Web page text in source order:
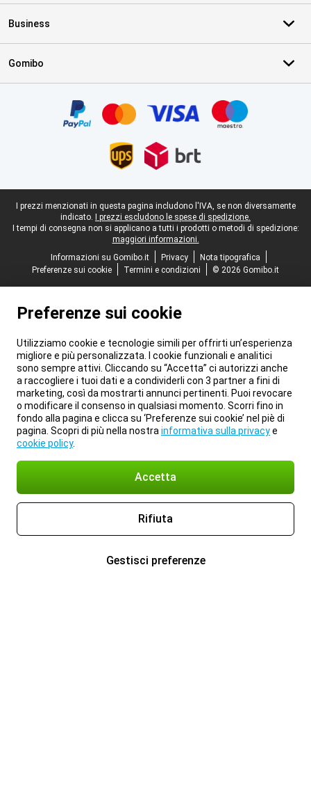
Business
Gomibo
Piè di pagina legale
I prezzi menzionati in questa pagina includono l'IVA, se non diversamente
indicato.
I prezzi escludono le spese di spedizione.
I tempi di consegna non si applicano a tutti i prodotti o metodi di spedizione:
maggiori informazioni.
Informazioni su Gomibo.it
Privacy
Nota tipografica
Preferenze sui cookie
Termini e condizioni © 2026 Gomibo.it
Preferenze sui cookie
Utilizziamo cookie e tecnologie simili per offrirti un’esperienza
migliore e più personalizzata. I cookie funzionali e analitici
sono sempre attivi. Cliccando su “Accetta” ci autorizzi anche
a raccogliere i tuoi dati e a condividerli con 3 partner a fini di
marketing, così da mostrarti annunci pertinenti. Puoi revocare
o modificare il consenso in qualsiasi momento. Scorri fino in
fondo alla pagina e clicca su ‘Preferenze sui cookie’ nel piè di
pagina. Scopri di più nella nostra informativa sulla privacye
cookie policy.
Accetta
Rifiuta
Gestisci preferenze